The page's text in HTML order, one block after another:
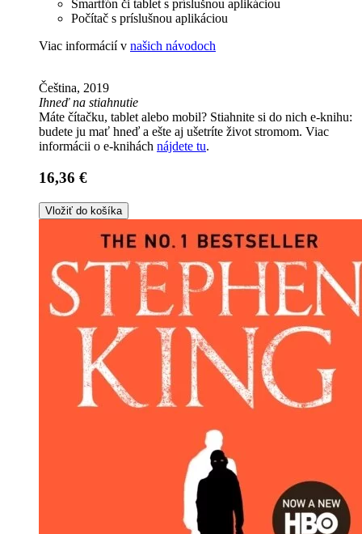
Smartfón či tablet s príslušnou aplikáciou
Počítač s príslušnou aplikáciou
Viac informácií v našich návodoch
Čeština, 2019
Ihneď na stiahnutie
Máte čítačku, tablet alebo mobil? Stiahnite si do nich e-knihu:
budete ju mať hneď a ešte aj ušetríte život stromom. Viac
informácii o e-knihách nájdete tu.
16,36 €
Vložiť do košíka